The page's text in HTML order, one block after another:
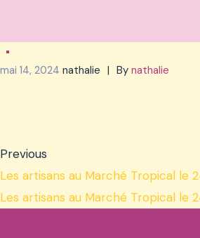
mai 14, 2024 nathalie By nathalie
Previous
Les artisans au Marché Tropical le
Les artisans au Marché Tropical le